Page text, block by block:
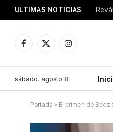
ULTIMAS NOTICIAS
Facebook
X
Instagram
sábado, agosto 8
Portada » El crimen de